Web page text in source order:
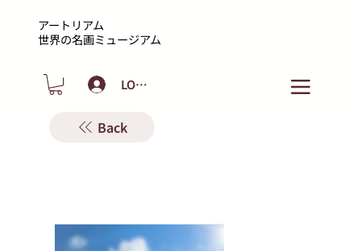
アートリアム
​世界の名画ミュージアム
LOGIN
Back